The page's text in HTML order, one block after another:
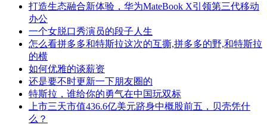
打造生态融合新体验，华为MateBook X引领第三代移动
办公
一个女脱口秀演员的段子人生
怎么看拼多多和特斯拉这次的互撕,拼多多的野,和特斯拉
的横
如何优雅的谈薪资
还是要不时更新一下朋友圈的
特斯拉，谁给你的勇气在中国玩双标
上市三天市值436.6亿美元跻身中概股前五，贝壳凭什
么？